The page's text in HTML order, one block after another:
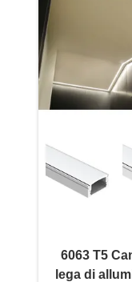
6063 T5
lega di